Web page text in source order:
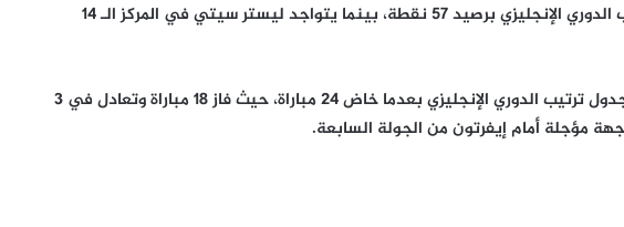
ويحتل أرسنال المركز الأول في جدول ترتيب الدوري الإنجليزي برصيد 57 نقطة، بينما يتواجد ليستر سيتي في المركز الـ 14
وقاد أرتيتا أرسنال نحو التربع على صدارة جدول ترتيب الدوري الإنجليزي بعدما خاض 24 مباراة، حيث فاز 18 مباراة وتعادل في 3